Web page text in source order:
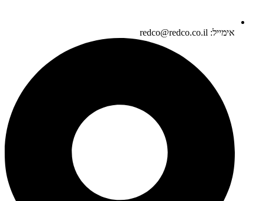
אימייל: redco@redco.co.il